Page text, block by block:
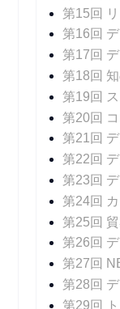
第15回
第16回
第18回
第20回
第22回
第23回
第25回
第26回
第27回